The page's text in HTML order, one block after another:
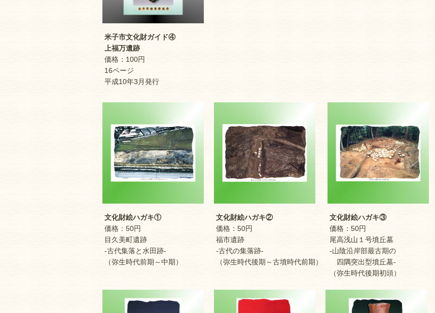
米子市文化財ガイド④
上福万遺跡
価格：100円
16ページ
平成10年3月発行
文化財絵ハガキ①
価格：50円
目久美町遺跡
-古代集落と水田跡-
（弥生時代前期～中期）
文化財絵ハガキ②
価格：50円
福市遺跡
-古代の集落跡-
（弥生時代後期～古墳時代前期）
文化財絵ハガキ③
価格：50円
尾高浅山１号墳丘墓
-山陰沿岸部最古期の
四隅突出型墳丘墓-
（弥生時代後期初頭）